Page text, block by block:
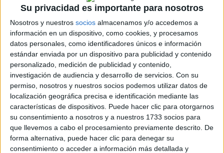
Su privacidad es importante para nosotros
Nosotros y nuestros socios almacenamos y/o accedemos a
información en un dispositivo, como cookies, y procesamos
datos personales, como identificadores únicos e información
estándar enviada por un dispositivo para publicidad y contenido
personalizado, medición de publicidad y contenido,
investigación de audiencia y desarrollo de servicios. Con su
permiso, nosotros y nuestros socios podemos utilizar datos de
localización geográfica precisa e identificación mediante las
características de dispositivos. Puede hacer clic para otorgarnos
su consentimiento a nosotros y a nuestros 1733 socios para
que llevemos a cabo el procesamiento previamente descrito. De
forma alternativa, puede hacer clic para denegar su
consentimiento o acceder a información más detallada y
CERT
Internacionales
Campeonatos Autonómicos
Históricos
Dakar
RallyCross
Circuitos
F1
Fórmula E
F2 / F3 / F4
Resistencia
Indycar
Otros